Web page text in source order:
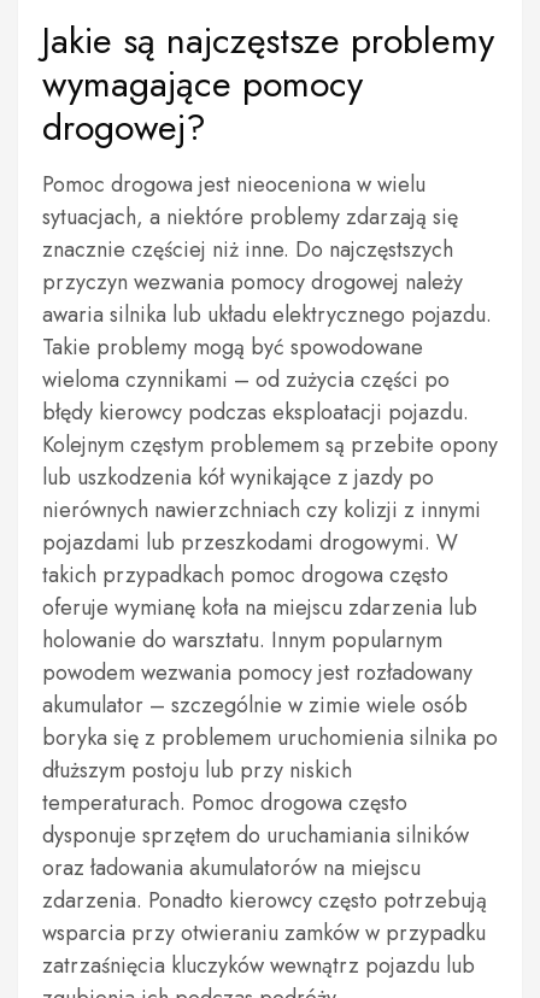
Jakie są najczęstsze problemy
wymagające pomocy
drogowej?
Pomoc drogowa jest nieoceniona w wielu
sytuacjach, a niektóre problemy zdarzają się
znacznie częściej niż inne. Do najczęstszych
przyczyn wezwania pomocy drogowej należy
awaria silnika lub układu elektrycznego pojazdu.
Takie problemy mogą być spowodowane
wieloma czynnikami – od zużycia części po
błędy kierowcy podczas eksploatacji pojazdu.
Kolejnym częstym problemem są przebite opony
lub uszkodzenia kół wynikające z jazdy po
nierównych nawierzchniach czy kolizji z innymi
pojazdami lub przeszkodami drogowymi. W
takich przypadkach pomoc drogowa często
oferuje wymianę koła na miejscu zdarzenia lub
holowanie do warsztatu. Innym popularnym
powodem wezwania pomocy jest rozładowany
akumulator – szczególnie w zimie wiele osób
boryka się z problemem uruchomienia silnika po
dłuższym postoju lub przy niskich
temperaturach. Pomoc drogowa często
dysponuje sprzętem do uruchamiania silników
oraz ładowania akumulatorów na miejscu
zdarzenia. Ponadto kierowcy często potrzebują
wsparcia przy otwieraniu zamków w przypadku
zatrzaśnięcia kluczyków wewnątrz pojazdu lub